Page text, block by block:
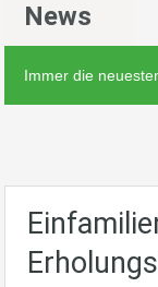
News
Immer die